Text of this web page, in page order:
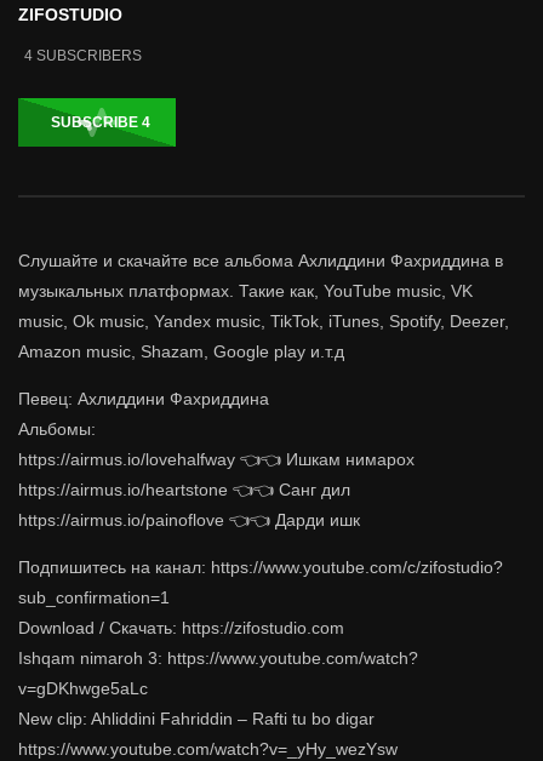
ZIFOSTUDIO
4 SUBSCRIBERS
SUBSCRIBE 4
Слушайте и скачайте все альбома Ахлиддини Фахриддина в
музыкальных платформах. Такие как, YouTube music, VK
music, Ok music, Yandex music, TikTok, iTunes, Spotify, Deezer,
Amazon music, Shazam, Google play и.т.д
Певец: Ахлиддини Фахриддина
Альбомы:
https://airmus.io/lovehalfway 👈👈 Ишкам нимарох
https://airmus.io/heartstone 👈👈 Санг дил
https://airmus.io/painoflove 👈👈 Дарди ишк
Подпишитесь на канал: https://www.youtube.com/c/zifostudio?
sub_confirmation=1
Download / Скачать: https://zifostudio.com
Ishqam nimaroh 3: https://www.youtube.com/watch?
v=gDKhwge5aLc
New clip: Ahliddini Fahriddin – Rafti tu bo digar
https://www.youtube.com/watch?v=_yHy_wezYsw